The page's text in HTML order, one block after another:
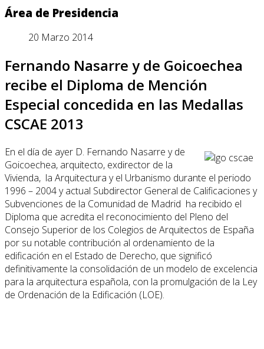
Área de Presidencia
20 Marzo 2014
Fernando Nasarre y de Goicoechea
recibe el Diploma de Mención
Especial concedida en las Medallas
CSCAE 2013
En el día de ayer D. Fernando Nasarre y de
Goicoechea, arquitecto, exdirector de la
Vivienda, la Arquitectura y el Urbanismo durante el periodo
1996 – 2004 y actual Subdirector General de Calificaciones y
Subvenciones de la Comunidad de Madrid ha recibido el
Diploma que acredita el reconocimiento del Pleno del
Consejo Superior de los Colegios de Arquitectos de España
por su notable contribución al ordenamiento de la
edificación en el Estado de Derecho, que significó
definitivamente la consolidación de un modelo de excelencia
para la arquitectura española, con la promulgación de la Ley
de Ordenación de la Edificación (LOE).